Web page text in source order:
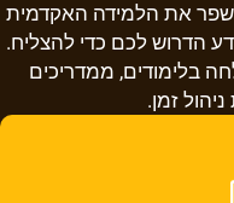
את הלמידה האקדמית
הדרוש לכם כדי להצליח.
בלימודים, ממדריכים
זמן.